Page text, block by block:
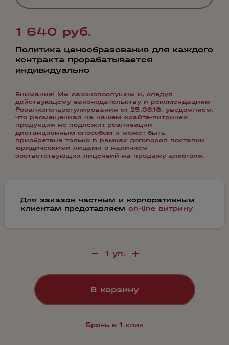
1 640 руб.
Политика ценообразования для каждого
контракта прорабатывается
индивидуально
Внимание! Мы законопослушны и, следуя
действующему законодательству и рекомендациям
Росалкогольрегулирования от 25.06.18, уведомляем,
что размещенная на нашем «сайте-витрине»
продукция не подлежит реализации
дистанционным способом и может быть
приобретена только в рамках договоров поставки
юридическими лицами с наличием
соответствующих лицензий на продажу алкоголя.
Для заказов частным и корпоративным
клиентам представляем on-line витрину
В корзину
Бронь в 1 клик